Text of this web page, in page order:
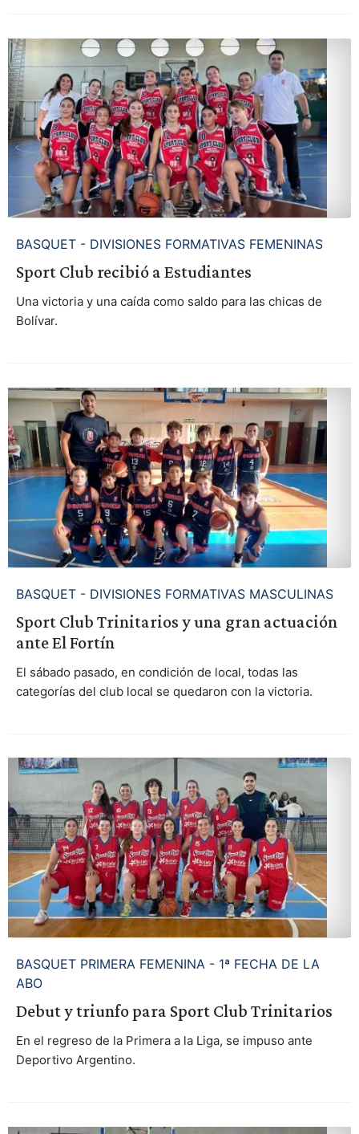
BASQUET - DIVISIONES FORMATIVAS FEMENINAS
Sport Club recibió a Estudiantes
Una victoria y una caída como saldo para las chicas de
Bolívar.
BASQUET - DIVISIONES FORMATIVAS MASCULINAS
Sport Club Trinitarios y una gran actuación
ante El Fortín
El sábado pasado, en condición de local, todas las
categorías del club local se quedaron con la victoria.
BASQUET PRIMERA FEMENINA - 1ª FECHA DE LA
ABO
Debut y triunfo para Sport Club Trinitarios
En el regreso de la Primera a la Liga, se impuso ante
Deportivo Argentino.